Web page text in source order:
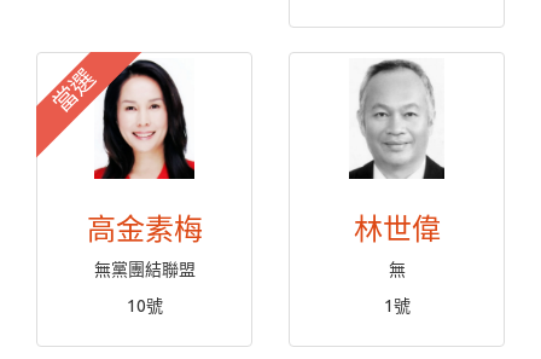
當選
高金素梅
無黨團結聯盟
10號
林世偉
無
1號